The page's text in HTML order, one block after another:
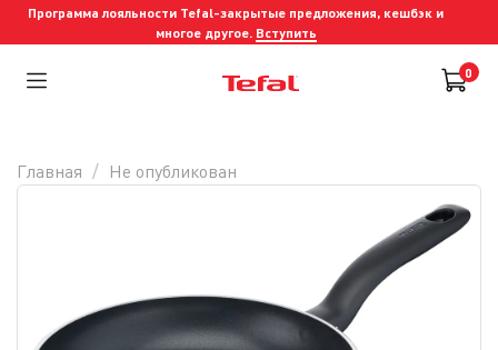
Программа лояльности Tefal-закрытые предложения, кешбэк и
многое другое. Вступить
0
Главная Не опубликован